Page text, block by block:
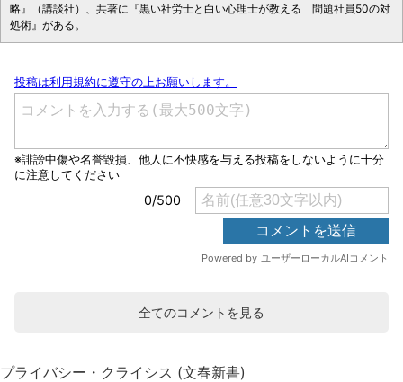
略』（講談社）、共著に『黒い社労士と白い心理士が教える 問題社員50の対
処術』がある。
全てのコメントを見る
プライバシー・クライシス (文春新書)